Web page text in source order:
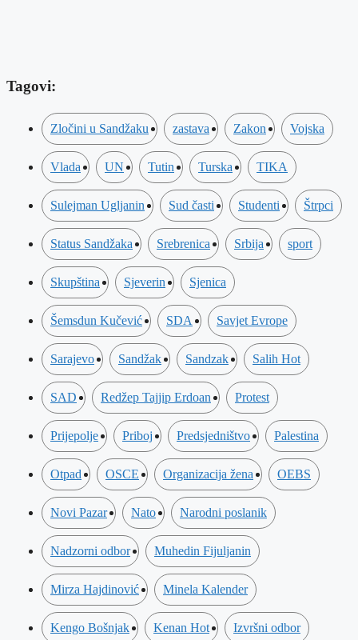
Tagovi:
Zločini u Sandžaku zastava Zakon Vojska
Vlada UN Tutin Turska TIKA
Sulejman Ugljanin Sud časti Studenti Štrpci
Status Sandžaka Srebrenica Srbija sport
Skupština Sjeverin Sjenica
Šemsdun Kučević SDA Savjet Evrope
Sarajevo Sandžak Sandzak Salih Hot
SAD Redžep Tajjip Erdoan Protest
Prijepolje Priboj Predsjedništvo Palestina
Otpad OSCE Organizacija žena OEBS
Novi Pazar Nato Narodni poslanik
Nadzorni odbor Muhedin Fijuljanin
Mirza Hajdinović Minela Kalender
Kengo Bošnjak Kenan Hot Izvršni odbor